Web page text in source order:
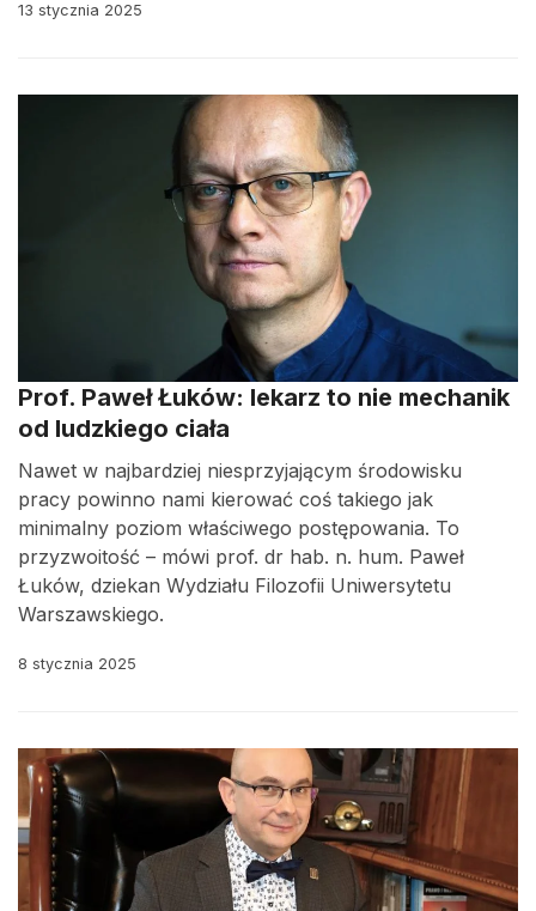
13 stycznia 2025
Prof. Paweł Łuków: lekarz to nie mechanik
od ludzkiego ciała
Nawet w najbardziej niesprzyjającym środowisku
pracy powinno nami kierować coś takiego jak
minimalny poziom właściwego postępowania. To
przyzwoitość – mówi prof. dr hab. n. hum. Paweł
Łuków, dziekan Wydziału Filozofii Uniwersytetu
Warszawskiego.
8 stycznia 2025